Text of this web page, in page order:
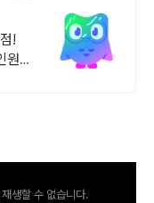
!
원
생할 수 없습니다.